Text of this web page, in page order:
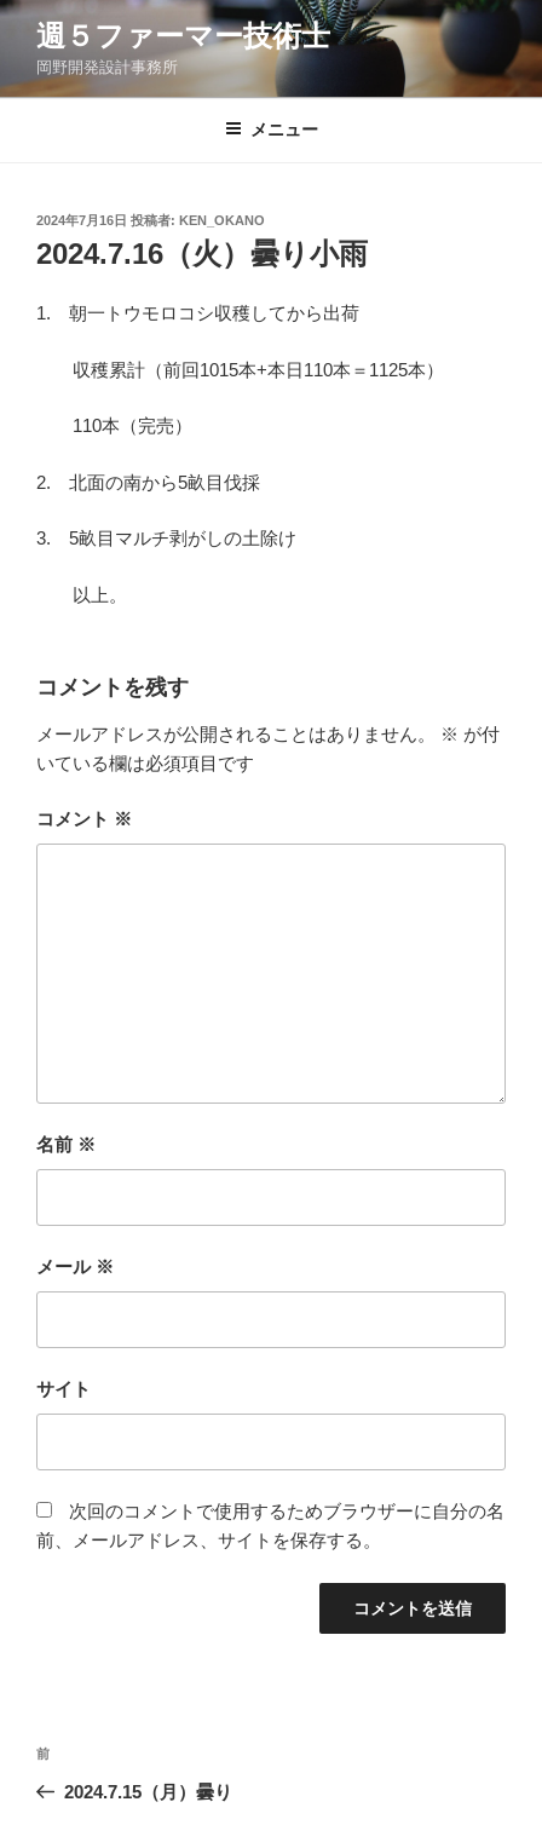
コ
ン
週５ファーマー技術士
岡野開発設計事務所
メニュー
投
稿
日:
2024年7月16日 投稿者: KEN_OKANO
2024.7.16（火）曇り小雨
1. 朝一トウモロコシ収穫してから出荷
収穫累計（前回1015本+本日110本＝1125本）
110本（完売）
2. 北面の南から5畝目伐採
3. 5畝目マルチ剥がしの土除け
以上。
コメントを残す
メールアドレスが公開されることはありません。 ※ が付
いている欄は必須項目です
コメント ※
名前 ※
メール ※
サイト
次回のコメントで使用するためブラウザーに自分の名
前、メールアドレス、サイトを保存する。
投
前
の
前
2024.7.15（月）曇り